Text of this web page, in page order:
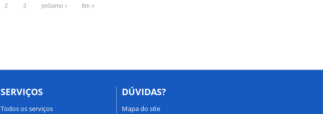
2 3 próximo › fim »
SERVIÇOS
Todos os serviços
DÚVIDAS?
Mapa do site